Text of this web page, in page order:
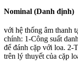
Nominal (Danh định)
với hệ thống âm thanh
chính: 1-Công suất
để đánh cặp với loa. 2-
trên lý thuyết của cặp